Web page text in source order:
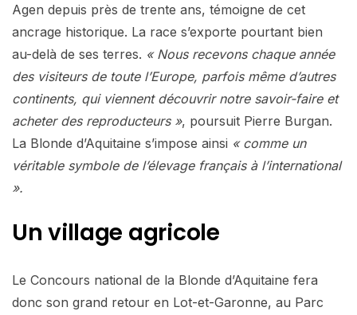
Agen depuis près de trente ans, témoigne de cet
ancrage historique. La race s’exporte pourtant bien
au-delà de ses terres. « Nous recevons chaque année
des visiteurs de toute l’Europe, parfois même d’autres
continents, qui viennent découvrir notre savoir-faire et
acheter des reproducteurs », poursuit Pierre Burgan.
La Blonde d’Aquitaine s’impose ainsi « comme un
véritable symbole de l’élevage français à l’international
».
Un village agricole
Le Concours national de la Blonde d’Aquitaine fera
donc son grand retour en Lot-et-Garonne, au Parc